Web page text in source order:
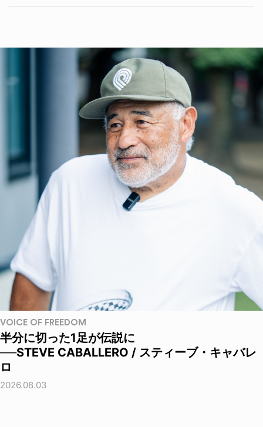
VOICE OF FREEDOM
半分に切った1足が伝説に
──STEVE CABALLERO / スティーブ・キャバレ
ロ
2026.08.03